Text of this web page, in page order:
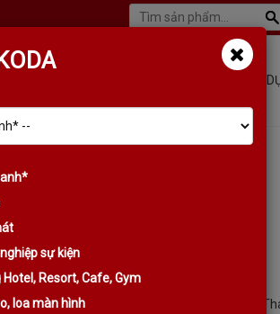
GIA
KODAAV CAM KẾT
KODAAV - Thương Hiệu Âm
sự kiện
Resort, Cafe, Gym
loa màn hình